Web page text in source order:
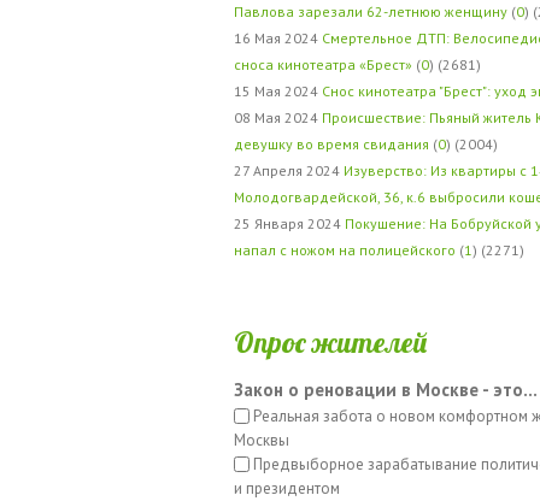
Павлова зарезали 62-летнюю женщину (0)
16 Мая 2024 Смертельное ДТП:
сноса кинотеатра «Брест» (0) (2681)
15 Мая 2024 Снос кинотеатра "Брест": уход
08 Мая 2024 Происшествие: Пьяный житель
девушку во время свидания (0) (2004)
27 Апреля 2024 Изуверство: Из квартиры с
Молодогвардейской, 36, к.6 выбросили
25 Января 2024 Покушение: На Бобруйской
напал с ножом на полицейского (1 ) (2271)
Опрос жителей
Закон о реновации в Москве - это...
Реальная забота о новом комфортном
Москвы
Предвыборное зарабатывание
и президентом